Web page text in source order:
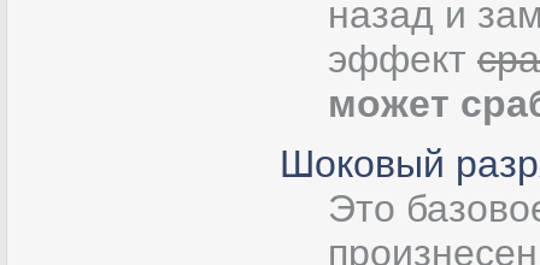
назад и
эффект
может
Шоковый
Это